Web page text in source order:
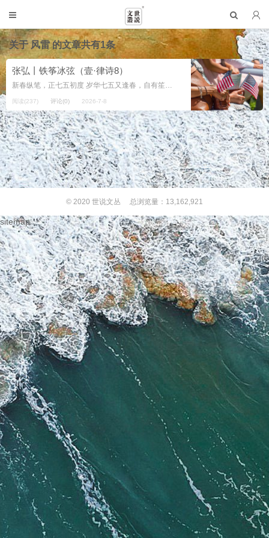
关于风雷的文章共有1条
张弘丨铁筝冰弦（壹·律诗8）
新春纵笔，正七五初度 岁华七五又逢春，自有笙歌橡叶村。 恨逝芳容随弱水，梦回空手点星宸。 风光爱独他山好，跌宕心唯此意存。 凋谢不辞霜雪老，青衫曼舞任黄昏。 落拓行踪妩媚春，余生已付绿荫村。 瀛南...
阅读(237) 评论(0) 2026-7-8
© 2020 世说文丛 总浏览量：13,162,921
sitemap